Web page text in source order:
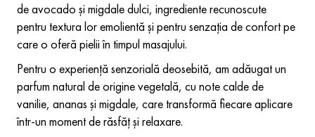
de avocado și migdale dulci, ingrediente recunoscute
pentru textura lor emolientă și pentru senzația de confort pe
care o oferă pielii în timpul masajului.
Pentru o experiență senzorială deosebită, am adăugat un
parfum natural de origine vegetală, cu note calde de
vanilie, ananas și migdale, care transformă fiecare aplicare
într-un moment de răsfăț și relaxare.